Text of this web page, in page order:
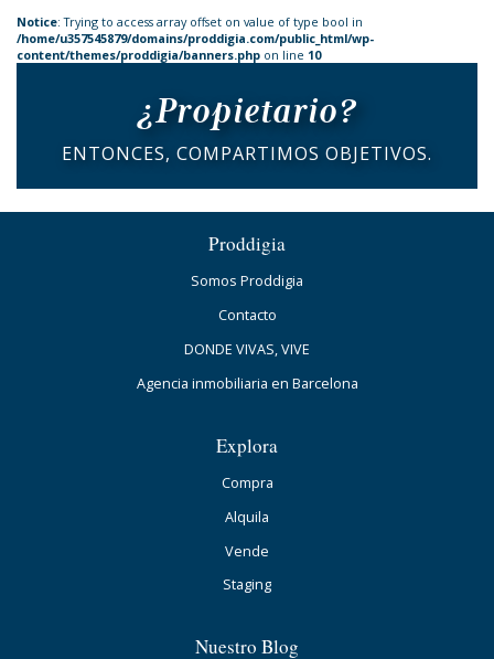
Notice: Trying to access array offset on value of type bool in
/home/u357545879/domains/proddigia.com/public_html/wp-
content/themes/proddigia/banners.php on line 10
¿Propietario?
ENTONCES, COMPARTIMOS OBJETIVOS.
Proddigia
Somos Proddigia
Contacto
DONDE VIVAS, VIVE
Agencia inmobiliaria en Barcelona
Explora
Compra
Alquila
Vende
Staging
Nuestro Blog